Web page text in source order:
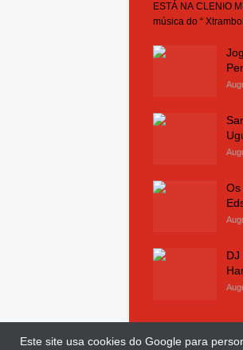
Este site usa cookies do Google para
ESTÁ NA CLENIO
música do “
Os